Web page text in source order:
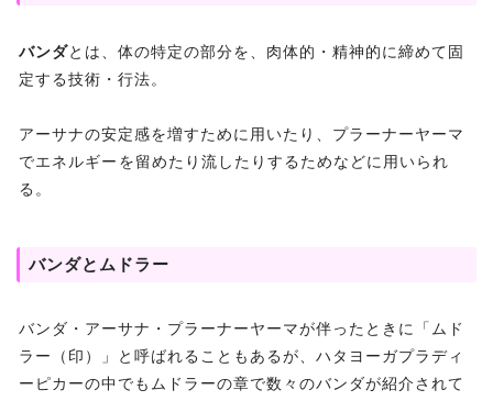
バンダとは、体の特定の部分を、肉体的・精神的に締めて固
定する技術・行法。
アーサナの安定感を増すために用いたり、プラーナーヤーマ
でエネルギーを留めたり流したりするためなどに用いられ
る。
バンダとムドラー
バンダ・アーサナ・プラーナーヤーマが伴ったときに「ムド
ラー（印）」と呼ばれることもあるが、ハタヨーガプラディ
ーピカーの中でもムドラーの章で数々のバンダが紹介されて